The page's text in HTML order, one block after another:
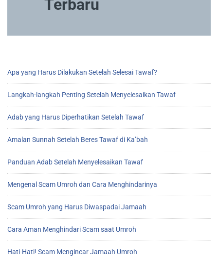
Terbaru
Apa yang Harus Dilakukan Setelah Selesai Tawaf?
Langkah-langkah Penting Setelah Menyelesaikan Tawaf
Adab yang Harus Diperhatikan Setelah Tawaf
Amalan Sunnah Setelah Beres Tawaf di Ka’bah
Panduan Adab Setelah Menyelesaikan Tawaf
Mengenal Scam Umroh dan Cara Menghindarinya
Scam Umroh yang Harus Diwaspadai Jamaah
Cara Aman Menghindari Scam saat Umroh
Hati-Hati! Scam Mengincar Jamaah Umroh